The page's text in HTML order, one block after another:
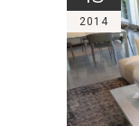
2014